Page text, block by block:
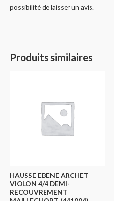
possibilité de laisser un avis.
Produits similaires
HAUSSE EBENE ARCHET
VIOLON 4/4 DEMI-
RECOUVREMENT